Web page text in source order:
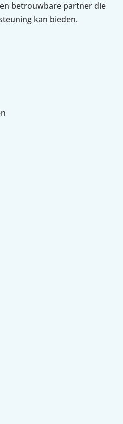
betrouwbare partner die
kan bieden.